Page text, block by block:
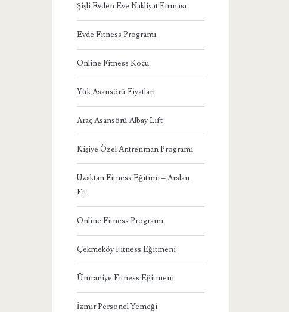
Şişli Evden Eve Nakliyat Firması
Evde Fitness Programı
Online Fitness Koçu
Yük Asansörü Fiyatları
Araç Asansörü Albay Lift
Kişiye Özel Antrenman Programı
Uzaktan Fitness Eğitimi – Arslan
Fit
Online Fitness Programı
Çekmeköy Fitness Eğitmeni
Ümraniye Fitness Eğitmeni
İzmir Personel Yemeği